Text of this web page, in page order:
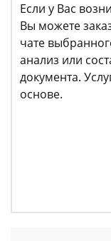
Если у Вас
Вы можете
чате
анализ или
документа.
основе.